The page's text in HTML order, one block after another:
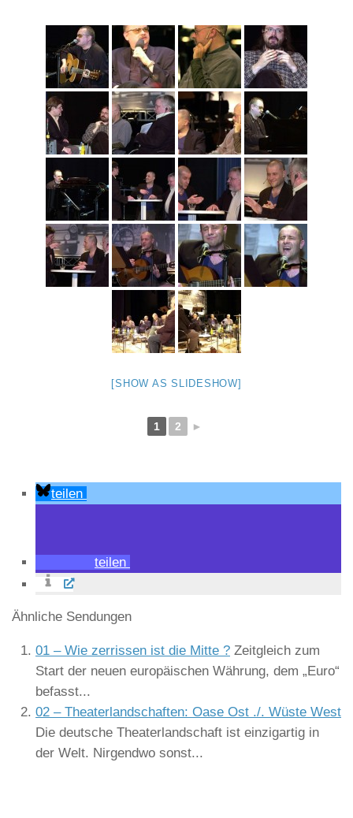
[SHOW AS SLIDESHOW]
1 2 ►
teilen
teilen
Ähnliche Sendungen
01 – Wie zerrissen ist die Mitte ? Zeitgleich zum
Start der neuen europäischen Währung, dem „Euro“
befasst...
02 – Theaterlandschaften: Oase Ost ./. Wüste West
Die deutsche Theaterlandschaft ist einzigartig in
der Welt. Nirgendwo sonst...